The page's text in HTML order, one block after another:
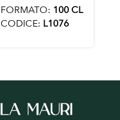
FORMATO: 100 CL
CODICE: L1076